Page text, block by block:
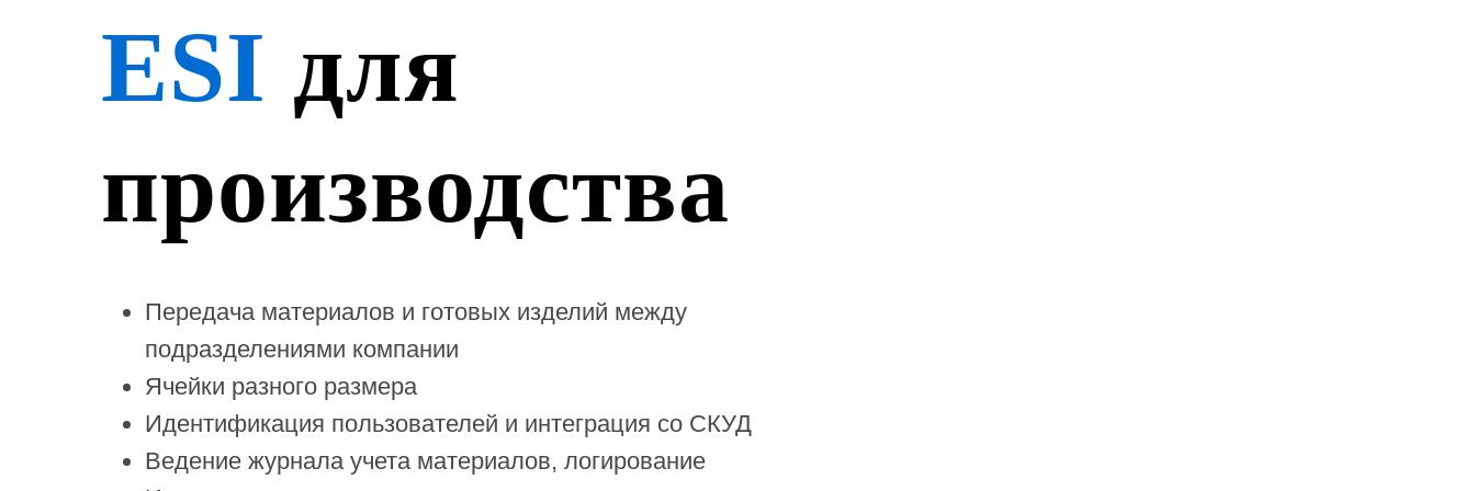
ESI для
производства
Передача материалов и готовых изделий между
подразделениями компании
Ячейки разного размера
Идентификация пользователей и интеграция со СКУД
Ведение журнала учета материалов, логирование